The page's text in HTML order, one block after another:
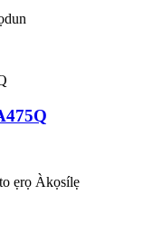
ẹrọ Àkọsílẹ